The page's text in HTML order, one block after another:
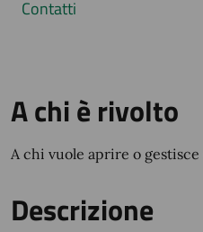
Contatti
A chi è rivolto
A chi vuole aprire o
Descrizione